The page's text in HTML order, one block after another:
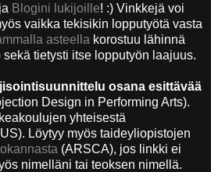
Blogini lukijoille! :) Vinkkejä voi
vaikka tekisikin lopputyötä vasta
asteella korostuu lähinnä
tietysti itse lopputyön laajuus.
osana esittävää
Design in Performing Arts).
yhteisestä
Löytyy myös taideyliopistojen
(ARSCA), jos linkki ei
nimelläni tai teoksen nimellä.